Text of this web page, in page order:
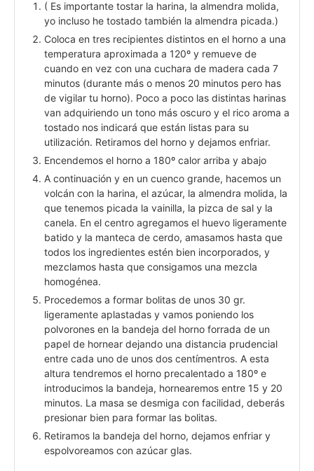
( Es importante tostar la harina, la almendra molida,
yo incluso he tostado también la almendra picada.)
Coloca en tres recipientes distintos en el horno a una
temperatura aproximada a 120º y remueve de
cuando en vez con una cuchara de madera cada 7
minutos (durante más o menos 20 minutos pero has
de vigilar tu horno). Poco a poco las distintas harinas
van adquiriendo un tono más oscuro y el rico aroma a
tostado nos indicará que están listas para su
utilización. Retiramos del horno y dejamos enfriar.
Encendemos el horno a 180º calor arriba y abajo
A continuación y en un cuenco grande, hacemos un
volcán con la harina, el azúcar, la almendra molida, la
que tenemos picada la vainilla, la pizca de sal y la
canela. En el centro agregamos el huevo ligeramente
batido y la manteca de cerdo, amasamos hasta que
todos los ingredientes estén bien incorporados, y
mezclamos hasta que consigamos una mezcla
homogénea.
Procedemos a formar bolitas de unos 30 gr.
ligeramente aplastadas y vamos poniendo los
polvorones en la bandeja del horno forrada de un
papel de hornear dejando una distancia prudencial
entre cada uno de unos dos centímentros. A esta
altura tendremos el horno precalentado a 180º e
introducimos la bandeja, hornearemos entre 15 y 20
minutos. La masa se desmiga con facilidad, deberás
presionar bien para formar las bolitas.
Retiramos la bandeja del horno, dejamos enfriar y
espolvoreamos con azúcar glas.